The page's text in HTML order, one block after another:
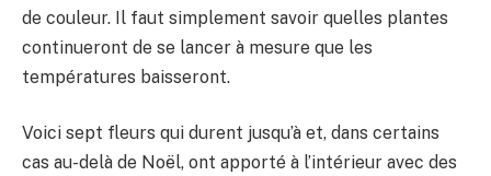
de couleur. Il faut simplement savoir quelles plantes
continueront de se lancer à mesure que les
températures baisseront.
Voici sept fleurs qui durent jusqu’à et, dans certains
cas au-delà de Noël, ont apporté à l’intérieur avec des